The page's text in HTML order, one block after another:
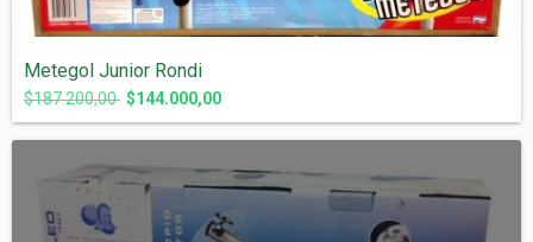
Metegol Junior Rondi
$187.200,00 $144.000,00